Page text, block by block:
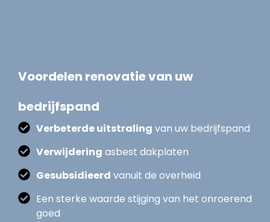
Voordelen renovatie van uw
bedrijfspand
Verbeterde uitstraling van uw bedrijfspand
Verwijdering asbest dakplaten
Gesubsidieerd vanuit de overheid
Een sterke waarde stijging van het onroerend
goed